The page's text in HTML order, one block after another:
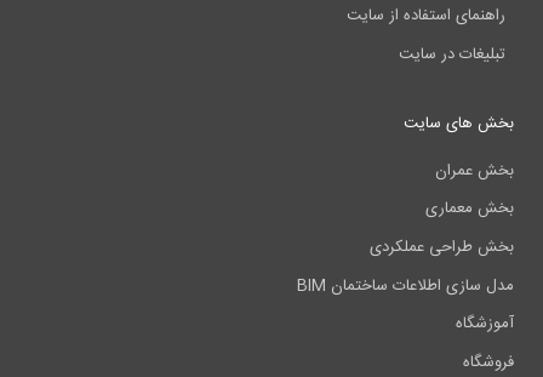
راهنمای استفاده از سایت
تبلیغات در سایت
بخش های سایت
بخش عمران
بخش معماری
بخش طراحی عملکردی
مدل سازی اطلاعات ساختمان BIM
آموزشگاه
فروشگاه